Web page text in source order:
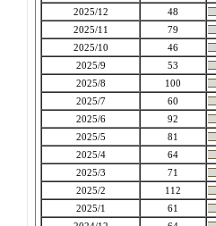
2025/12
48
2025/11
79
2025/10
46
2025/9
53
2025/8
100
2025/7
60
2025/6
92
2025/5
81
2025/4
64
2025/3
71
2025/2
112
2025/1
61